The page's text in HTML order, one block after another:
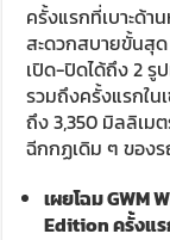
ครั้งแรกที่เบาะด้า
สะดวกสบายขั้นสุด
เปิด-ปิดได้ถึง 2 รู
รวมถึงครั้งแรกใน
ถึง 3,350 มิลลิเม
ฉีกกฏเดิม ๆ ของร
เผยโฉมGWM
Editionครั้งแ